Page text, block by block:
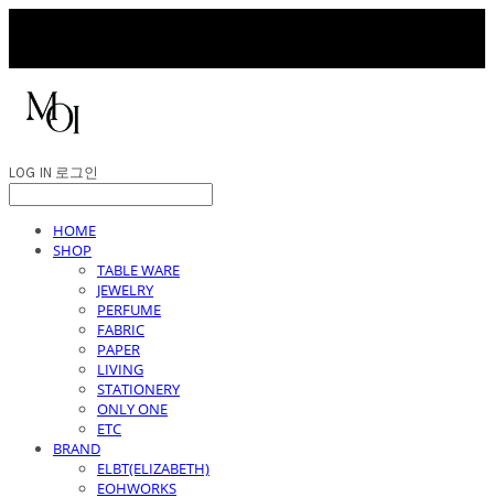
LOG IN 로그인
HOME
SHOP
TABLE WARE
JEWELRY
PERFUME
FABRIC
PAPER
LIVING
STATIONERY
ONLY ONE
ETC
BRAND
ELBT(ELIZABETH)
EOHWORKS